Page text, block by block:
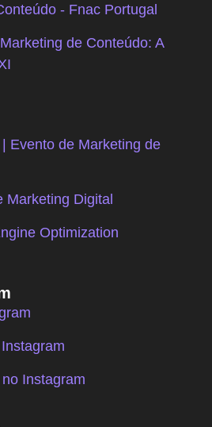
- Fnac Portugal
de Conteúdo: A
Evento de Marketing de
Marketing Digital
Optimization
Instagram